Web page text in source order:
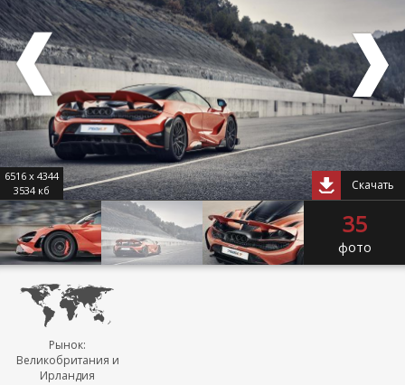
6516 x 4344
3534 кб
Скачать
35
фото
Рынок:
Великобритания и
Ирландия